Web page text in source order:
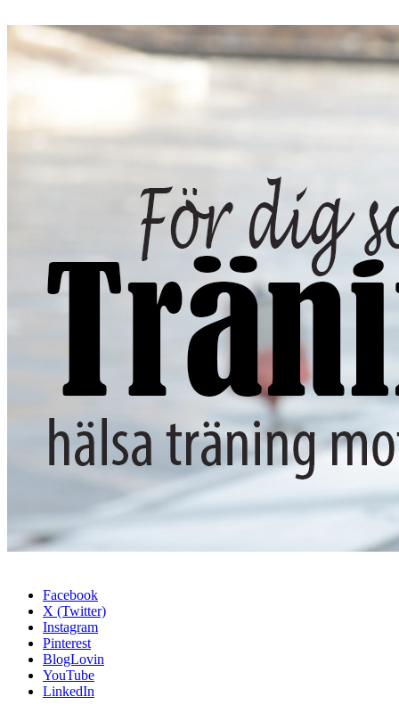
Facebook
X (Twitter)
Instagram
Pinterest
BlogLovin
YouTube
LinkedIn